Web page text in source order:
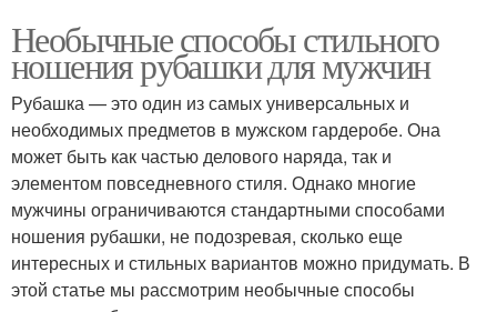
Необычные способы стильного
ношения рубашки для мужчин
Рубашка — это один из самых универсальных и
необходимых предметов в мужском гардеробе. Она
может быть как частью делового наряда, так и
элементом повседневного стиля. Однако многие
мужчины ограничиваются стандартными способами
ношения рубашки, не подозревая, сколько еще
интересных и стильных вариантов можно придумать. В
этой статье мы рассмотрим необычные способы